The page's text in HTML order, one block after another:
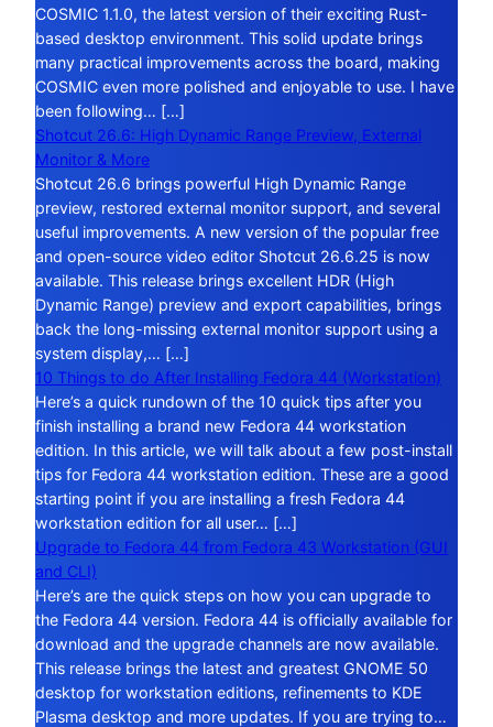
COSMIC 1.1.0, the latest version of their exciting Rust-
based desktop environment. This solid update brings
many practical improvements across the board, making
COSMIC even more polished and enjoyable to use. I have
been following… […]
Shotcut 26.6: High Dynamic Range Preview, External
Monitor & More
Shotcut 26.6 brings powerful High Dynamic Range
preview, restored external monitor support, and several
useful improvements. A new version of the popular free
and open-source video editor Shotcut 26.6.25 is now
available. This release brings excellent HDR (High
Dynamic Range) preview and export capabilities, brings
back the long-missing external monitor support using a
system display,… […]
10 Things to do After Installing Fedora 44 (Workstation)
Here’s a quick rundown of the 10 quick tips after you
finish installing a brand new Fedora 44 workstation
edition. In this article, we will talk about a few post-install
tips for Fedora 44 workstation edition. These are a good
starting point if you are installing a fresh Fedora 44
workstation edition for all user… […]
Upgrade to Fedora 44 from Fedora 43 Workstation (GUI
and CLI)
Here’s are the quick steps on how you can upgrade to
the Fedora 44 version. Fedora 44 is officially available for
download and the upgrade channels are now available.
This release brings the latest and greatest GNOME 50
desktop for workstation editions, refinements to KDE
Plasma desktop and more updates. If you are trying to…